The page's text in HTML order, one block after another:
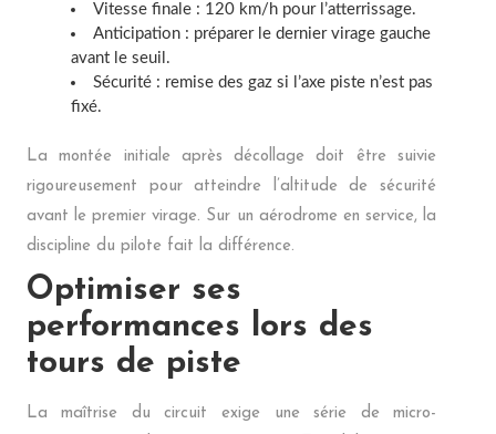
Vitesse finale : 120 km/h pour l’atterrissage.
Anticipation : préparer le dernier virage gauche
avant le seuil.
Sécurité : remise des gaz si l’axe piste n’est pas
fixé.
La montée initiale après décollage doit être suivie
rigoureusement pour atteindre l’altitude de sécurité
avant le premier virage. Sur un aérodrome en service, la
discipline du pilote fait la différence.
Optimiser ses
performances lors des
tours de piste
La maîtrise du circuit exige une série de micro-